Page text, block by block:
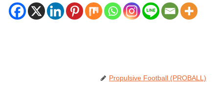
Propulsive Football (PROBALL)